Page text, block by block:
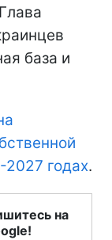
база и
годах.
на